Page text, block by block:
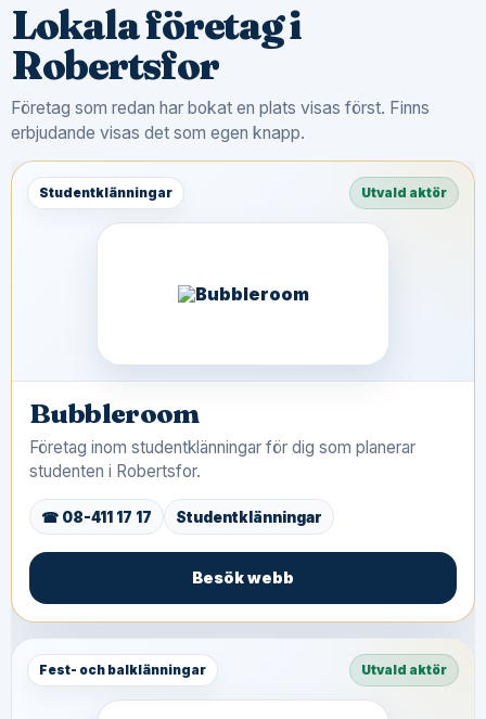
Lokala företag i
Robertsfor
Företag som redan har bokat en plats visas först. Finns
erbjudande visas det som egen knapp.
Studentklänningar Utvald aktör
Bubbleroom
Företag inom studentklänningar för dig som planerar
studenten i Robertsfor.
☎ 08-411 17 17 Studentklänningar
Besök webb
Fest- och balklänningar Utvald aktör